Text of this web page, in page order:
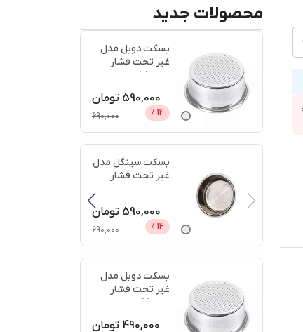
محصولات جدید
بسکت دوبل مدل
غیر تحت فشار
590,000 تومان
14
%
690,000
بسکت سینگل مدل
غیر تحت فشار
590,000 تومان
14
%
690,000
بسکت دوبل مدل
غیر تحت فشار
490,000 تومان